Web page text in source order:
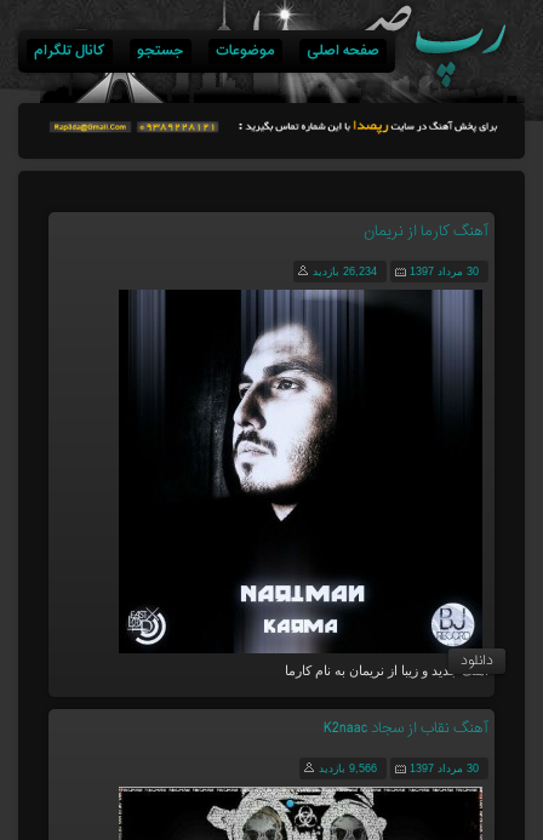
صفحه اصلی موضوعات جستجو کانال تلگرام
آهنگ کارما از نریمان
30 مرداد 1397 26,234 بازدید
آهنگ جدید و زیبا از نریمان به نام کارما
دانلود
آهنگ نقاب از سجاد K2naac
30 مرداد 1397 9,566 بازدید